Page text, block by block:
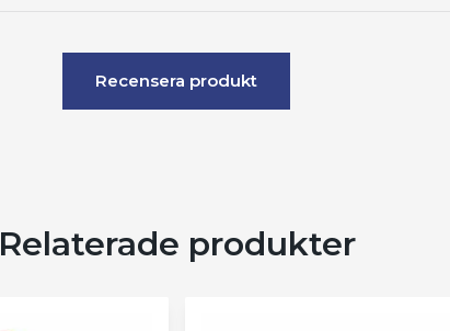
Recensera produkt
Relaterade produkter